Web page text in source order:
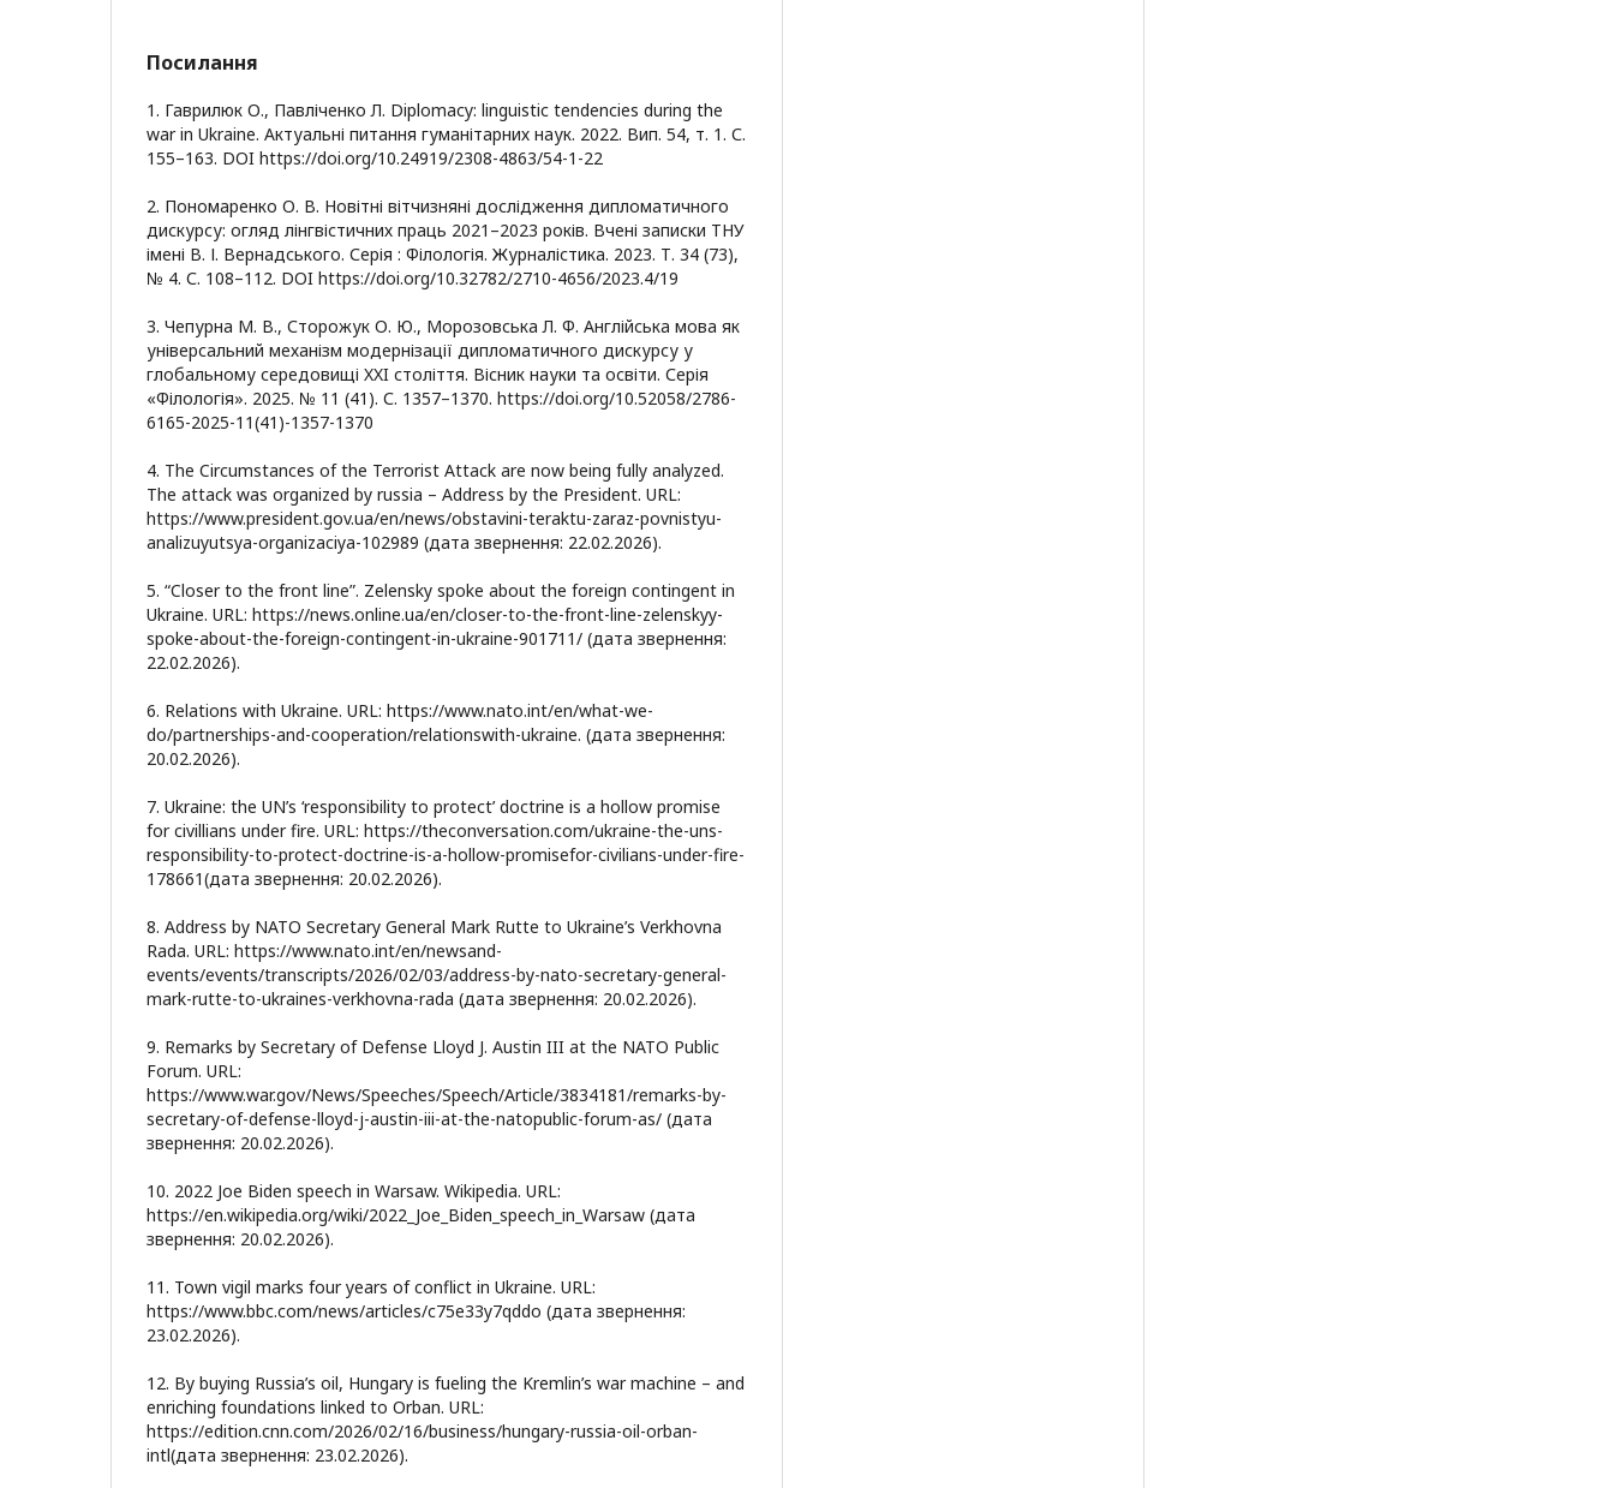
Посилання
1. Гаврилюк О., Павліченко Л. Diplomacy: linguistic tendencies during the
war in Ukraine. Актуальні питання гуманітарних наук. 2022. Вип. 54, т. 1. С.
155–163. DOI https://doi.org/10.24919/2308-4863/54-1-22
2. Пономаренко О. В. Новітні вітчизняні дослідження дипломатичного
дискурсу: огляд лінгвістичних праць 2021–2023 років. Вчені записки ТНУ
імені В. І. Вернадського. Серія : Філологія. Журналістика. 2023. Т. 34 (73),
№ 4. С. 108–112. DOI https://doi.org/10.32782/2710-4656/2023.4/19
3. Чепурна М. В., Сторожук О. Ю., Морозовська Л. Ф. Англійська мова як
універсальний механізм модернізації дипломатичного дискурсу у
глобальному середовищі XXI століття. Вісник науки та освіти. Серія
«Філологія». 2025. № 11 (41). С. 1357–1370. https://doi.org/10.52058/2786-
6165-2025-11(41)-1357-1370
4. The Circumstances of the Terrorist Attack are now being fully analyzed.
The attack was organized by russia – Address by the President. URL:
https://www.president.gov.ua/en/news/obstavini-teraktu-zaraz-povnistyu-
analizuyutsya-organizaciya-102989 (дата звернення: 22.02.2026).
5. “Closer to the front line”. Zelensky spoke about the foreign contingent in
Ukraine. URL: https://news.online.ua/en/closer-to-the-front-line-zelenskyy-
spoke-about-the-foreign-contingent-in-ukraine-901711/ (дата звернення:
22.02.2026).
6. Relations with Ukraine. URL: https://www.nato.int/en/what-we-
do/partnerships-and-cooperation/relationswith-ukraine. (дата звернення:
20.02.2026).
7. Ukraine: the UN’s ‘responsibility to protect’ doctrine is a hollow promise
for civillians under fire. URL: https://theconversation.com/ukraine-the-uns-
responsibility-to-protect-doctrine-is-a-hollow-promisefor-civilians-under-fire-
178661(дата звернення: 20.02.2026).
8. Address by NATO Secretary General Mark Rutte to Ukraine’s Verkhovna
Rada. URL: https://www.nato.int/en/newsand-
events/events/transcripts/2026/02/03/address-by-nato-secretary-general-
mark-rutte-to-ukraines-verkhovna-rada (дата звернення: 20.02.2026).
9. Remarks by Secretary of Defense Lloyd J. Austin III at the NATO Public
Forum. URL:
https://www.war.gov/News/Speeches/Speech/Article/3834181/remarks-by-
secretary-of-defense-lloyd-j-austin-iii-at-the-natopublic-forum-as/ (дата
звернення: 20.02.2026).
10. 2022 Joe Biden speech in Warsaw. Wikipedia. URL:
https://en.wikipedia.org/wiki/2022_Joe_Biden_speech_in_Warsaw (дата
звернення: 20.02.2026).
11. Town vigil marks four years of conflict in Ukraine. URL:
https://www.bbc.com/news/articles/c75e33y7qddo (дата звернення:
23.02.2026).
12. By buying Russia’s oil, Hungary is fueling the Kremlin’s war machine – and
enriching foundations linked to Orban. URL:
https://edition.cnn.com/2026/02/16/business/hungary-russia-oil-orban-
intl(дата звернення: 23.02.2026).